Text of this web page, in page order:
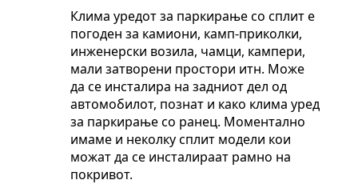
Клима уредот за паркирање со сплит е
погоден за камиони, камп-приколки,
инженерски возила, чамци, кампери,
мали затворени простори итн. Може
да се инсталира на задниот дел од
автомобилот, познат и како клима уред
за паркирање со ранец. Моментално
имаме и неколку сплит модели кои
можат да се инсталираат рамно на
покривот.